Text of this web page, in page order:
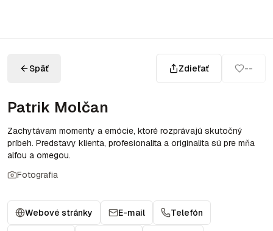
Späť Zdieľať --
Patrik Molčan
Zachytávam momenty a emócie, ktoré rozprávajú skutočný
príbeh. Predstavy klienta, profesionalita a originalita sú pre mňa
alfou a omegou.
Fotografia
Webové stránky E-mail Telefón